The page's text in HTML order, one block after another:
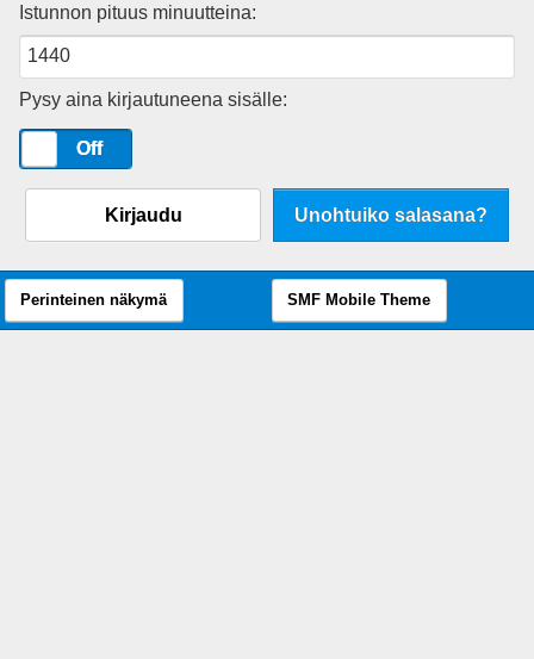
Istunnon pituus minuutteina:
Pysy aina kirjautuneena sisälle:
Off
Kirjaudu Unohtuiko salasana?
Perinteinen näkymä SMF Mobile Theme